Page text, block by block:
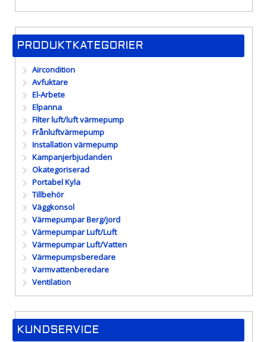
PRODUKTKATEGORIER
Aircondition
Avfuktare
El-Arbete
Elpanna
Filter luft/luft värmepump
Frånluftvärmepump
Installation värmepump
Kampanjerbjudanden
Okategoriserad
Portabel Kyla
Tillbehör
Väggkonsol
Värmepumpar Berg/jord
Värmepumpar Luft/Luft
Värmepumpar Luft/Vatten
Värmepumpsberedare
Varmvattenberedare
Ventilation
KUNDSERVICE